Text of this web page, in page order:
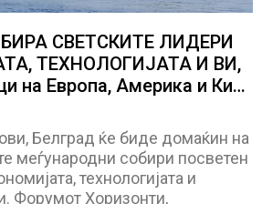
СВЕТСКИТЕ ЛИДЕРИ
ТЕХНОЛОГИЈАТА И ВИ,
на Европа, Америка и Кина
теми што го обликуваат
Белград ќе биде домаќин на
меѓународни собири посветен
технологијата и
Форумот Хоризонти,